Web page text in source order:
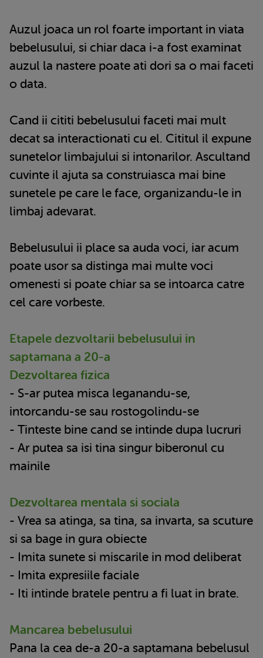
Auzul joaca un rol foarte important in viata
bebelusului, si chiar daca i-a fost examinat
auzul la nastere poate ati dori sa o mai faceti
o data.
Cand ii cititi bebelusului faceti mai mult
decat sa interactionati cu el. Cititul il expune
sunetelor limbajului si intonarilor. Ascultand
cuvinte il ajuta sa construiasca mai bine
sunetele pe care le face, organizandu-le in
limbaj adevarat.
Bebelusului ii place sa auda voci, iar acum
poate usor sa distinga mai multe voci
omenesti si poate chiar sa se intoarca catre
cel care vorbeste.
Etapele dezvoltarii bebelusului in
saptamana a 20-a
Dezvoltarea fizica
- S-ar putea misca leganandu-se,
intorcandu-se sau rostogolindu-se
- Tinteste bine cand se intinde dupa lucruri
- Ar putea sa isi tina singur biberonul cu
mainile
Dezvoltarea mentala si sociala
- Vrea sa atinga, sa tina, sa invarta, sa scuture
si sa bage in gura obiecte
- Imita sunete si miscarile in mod deliberat
- Imita expresiile faciale
- Iti intinde bratele pentru a fi luat in brate.
Mancarea bebelusului
Pana la cea de-a 20-a saptamana bebelusul